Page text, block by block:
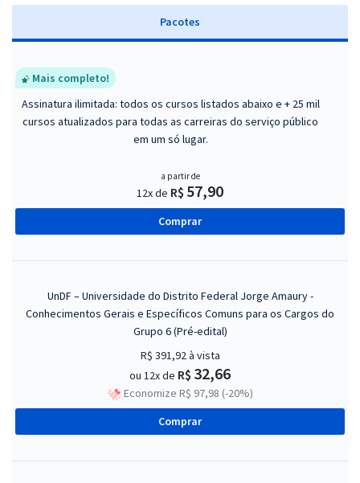
Pacotes
Mais completo!
Assinatura ilimitada: todos os cursos listados abaixo e + 25 mil
cursos atualizados para todas as carreiras do serviço público
em um só lugar.
a partir de
12x de R$ 57,90
Comprar
UnDF – Universidade do Distrito Federal Jorge Amaury -
Conhecimentos Gerais e Específicos Comuns para os Cargos do
Grupo 6 (Pré-edital)
R$ 391,92à vista
ou 12x de R$ 32,66
Economize R$ 97,98 (-20%)
Comprar